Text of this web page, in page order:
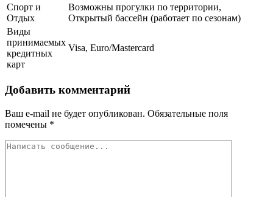
Спорт и
Отдых
Возможны прогулки по территории,
Открытый бассейн (работает по сезонам)
Виды
принимаемых
кредитных
карт
Visa, Euro/Mastercard
Добавить комментарий
Ваш e-mail не будет опубликован. Обязательные поля
помечены *